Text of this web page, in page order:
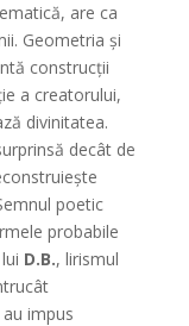
are ca
Geometria şi
construcţii
a creatorului,
divinitatea.
decât de
poetic
probabile
D.B., lirismul
impus